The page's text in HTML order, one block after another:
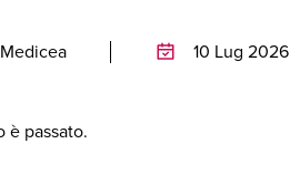
10 Lug 2026
è passato.